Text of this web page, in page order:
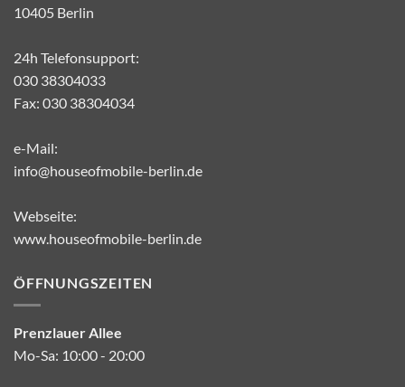
10405 Berlin
24h Telefonsupport:
030 38304033
Fax: 030 38304034
e-Mail:
info@houseofmobile-berlin.de
Webseite:
www.houseofmobile-berlin.de
ÖFFNUNGSZEITEN
Prenzlauer Allee
Mo-Sa: 10:00 - 20:00